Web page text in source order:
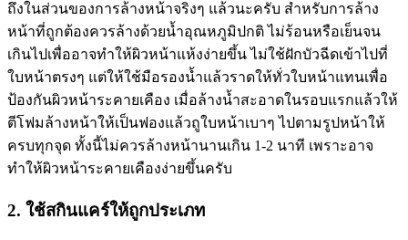
ถึงในส่วนของการล้างหน้าจริงๆ แล้วนะครับ สำหรับการล้าง
หน้าที่ถูกต้องควรล้างด้วยน้ำอุณหภูมิปกติ ไม่ร้อนหรือเย็นจน
เกินไปเพื่ออาจทำให้ผิวหน้าแห้งง่ายขึ้น ไม่ใช้ฝักบัวฉีดเข้าไปที่
ใบหน้าตรงๆ แต่ให้ใช้มือรองน้ำแล้วราดให้ทั่วใบหน้าแทนเพื่อ
ป้องกันผิวหน้าระคายเคือง เมื่อล้างน้ำสะอาดในรอบแรกแล้วให้
ตีโฟมล้างหน้าให้เป็นฟองแล้วถูใบหน้าเบาๆ ไปตามรูปหน้าให้
ครบทุกจุด ทั้งนี้ไม่ควรล้างหน้านานเกิน 1-2 นาที เพราะอาจ
ทำให้ผิวหน้าระคายเคืองง่ายขึ้นครับ
2. ใช้สกินแคร์ให้ถูกประเภท